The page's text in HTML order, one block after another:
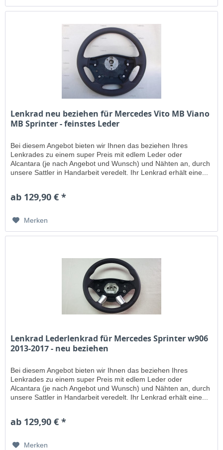
Lenkrad neu beziehen für Mercedes Vito MB Viano
MB Sprinter - feinstes Leder
Bei diesem Angebot bieten wir Ihnen das beziehen Ihres
Lenkrades zu einem super Preis mit edlem Leder oder
Alcantara (je nach Angebot und Wunsch) und Nähten an, durch
unsere Sattler in Handarbeit veredelt. Ihr Lenkrad erhält eine...
ab 129,90 € *
Merken
Lenkrad Lederlenkrad für Mercedes Sprinter w906
2013-2017 - neu beziehen
Bei diesem Angebot bieten wir Ihnen das beziehen Ihres
Lenkrades zu einem super Preis mit edlem Leder oder
Alcantara (je nach Angebot und Wunsch) und Nähten an, durch
unsere Sattler in Handarbeit veredelt. Ihr Lenkrad erhält eine...
ab 129,90 € *
Merken